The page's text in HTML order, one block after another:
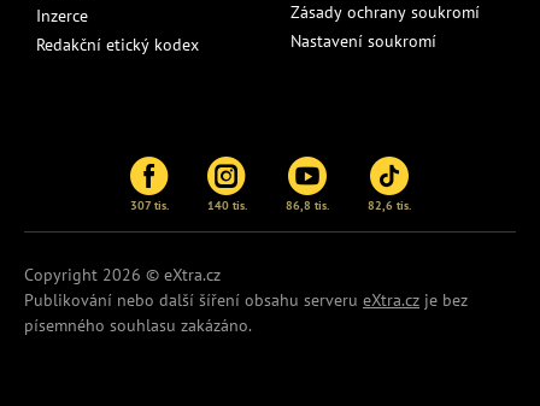
Inzerce
Redakční etický kodex
Zásady ochrany soukromí
Nastavení soukromí
307 tis. 140 tis. 86,8 tis. 82,6 tis.
Copyright 2026 © eXtra.cz
Publikování nebo další šíření obsahu serveru eXtra.cz je bez
písemného souhlasu zakázáno.